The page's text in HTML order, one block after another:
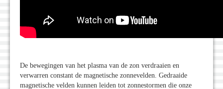
De bewegingen van het plasma van de zon verdraaien en
verwarren constant de magnetische zonnevelden. Gedraaide
magnetische velden kunnen leiden tot zonnestormen die onze